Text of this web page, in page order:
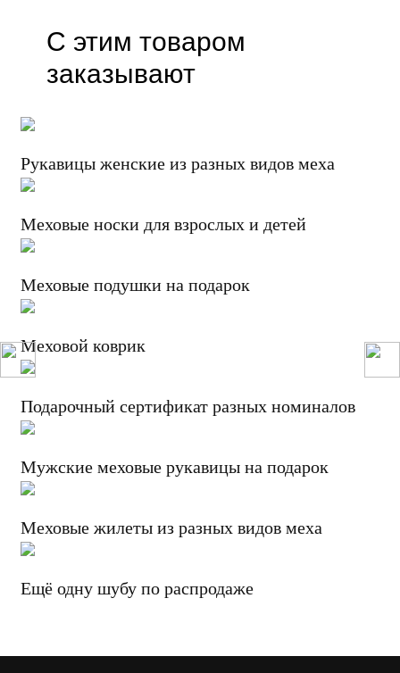
С этим товаром
заказывают
Рукавицы женские из разных видов меха
Меховые носки для взрослых и детей
Меховые подушки на подарок
Меховой коврик
Подарочный сертификат разных номиналов
Мужские меховые рукавицы на подарок
Меховые жилеты из разных видов меха
Ещё одну шубу по распродаже